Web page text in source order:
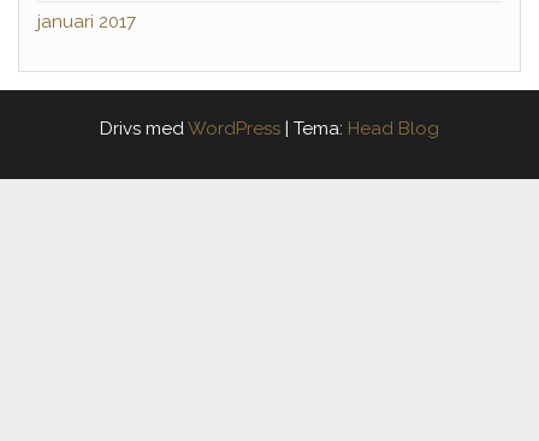
januari 2017
Drivs medWordPress | Tema: Head Blog